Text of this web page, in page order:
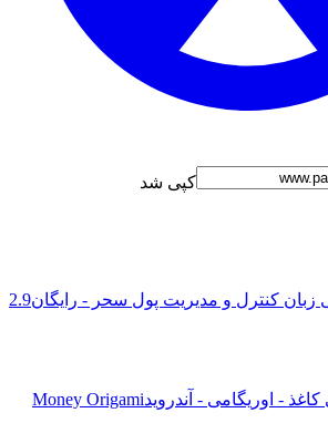
کپی شد
کنترل و مدیریت پول سحر - رایگان2.9
- آندروید Money Origami